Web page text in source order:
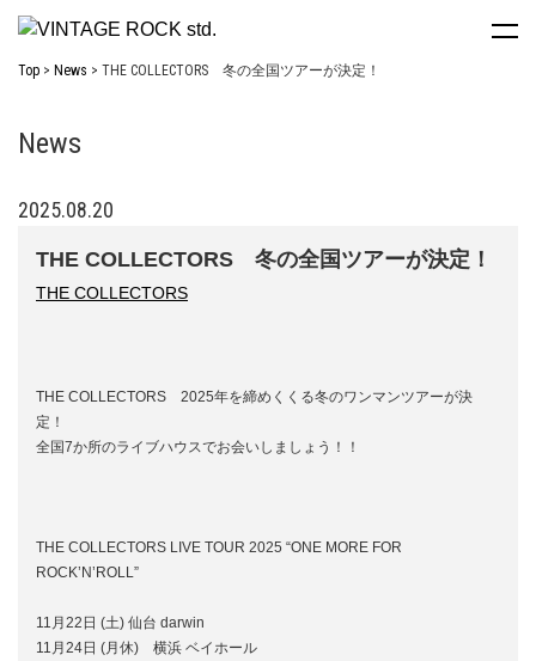
Top News THE COLLECTORS 冬の全国ツアーが決定！
News
2025.08.20
THE COLLECTORS 冬の全国ツアーが決定！
THE COLLECTORS
THE COLLECTORS 2025年を締めくくる冬のワンマンツアーが決
定！
全国7か所のライブハウスでお会いしましょう！！
THE COLLECTORS LIVE TOUR 2025 “ONE MORE FOR
ROCK’N’ROLL”
11月22日 (土) 仙台 darwin
11月24日 (月休) 横浜 ベイホール